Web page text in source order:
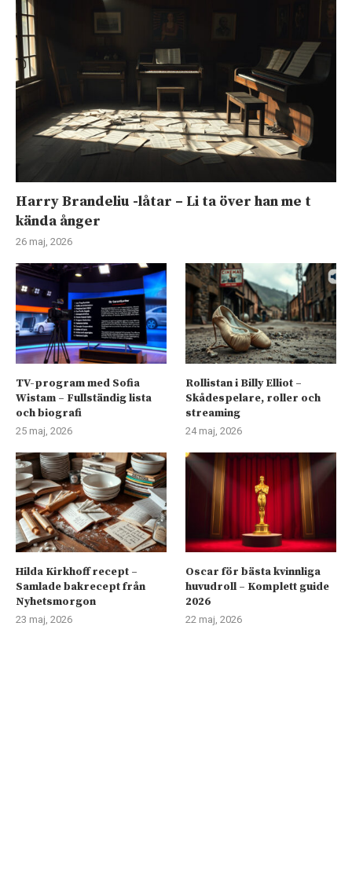
Harry Brandeliu -låtar – Li ta över han me t
kända ånger
26 maj, 2026
TV-program med Sofia
Wistam – Fullständig lista
och biografi
25 maj, 2026
Rollistan i Billy Elliot –
Skådespelare, roller och
streaming
24 maj, 2026
Hilda Kirkhoff recept –
Samlade bakrecept från
Nyhetsmorgon
23 maj, 2026
Oscar för bästa kvinnliga
huvudroll – Komplett guide
2026
22 maj, 2026